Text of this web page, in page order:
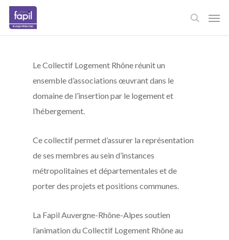
Skip
Le Collectif Logement Rhône réunit un
ensemble d’associations œuvrant dans le
domaine de l’insertion par le logement et
l’hébergement.
Ce collectif permet d’assurer la représentation
de ses membres au sein d’instances
métropolitaines et départementales et de
porter des projets et positions communes.
La Fapil Auvergne-Rhône-Alpes soutien
l’animation du Collectif Logement Rhône au